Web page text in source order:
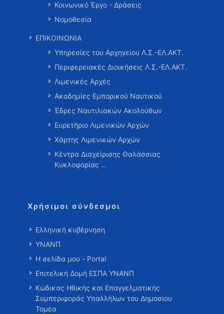
Κοινωνικό Έργο - Δράσεις
Νομοθεσία
ΕΠΙΚΟΙΝΩΝΙΑ
Υπηρεσίες του Αρχηγείου Λ.Σ.-ΕΛ.ΑΚΤ.
Περιφερειακές Διοικήσεις Λ.Σ.-ΕΛ.ΑΚΤ.
Λιμενικές Αρχές
Ακαδημίες Εμπορικού Ναυτικού
Έδρες Ναυτιλιακών Ακολούθων
Ευρετήριο Λιμενικών Αρχών
Χάρτης Λιμενικών Αρχών
Κέντρα Διαχείρισης Θαλάσσιας
Κυκλοφορίας …
Χρήσιμοι σύνδεσμοι
Ελληνική κυβέρνηση
ΥΝΑΝΠ
Η σελίδα μου - Portal
Επιτελική Δομή ΕΣΠΑ ΥΝΑΝΠ
Κώδικας Ηθικής και Επαγγελματικής
Συμπεριφοράς Υπαλλήλων του Δημοσίου
Τομέα